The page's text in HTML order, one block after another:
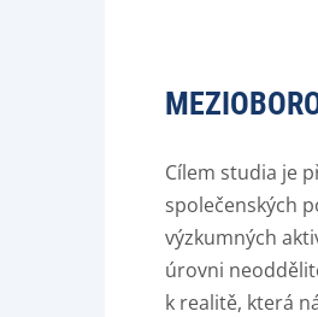
Cílem studia je
společenských
výzkumných
úrovni
k realitě, která